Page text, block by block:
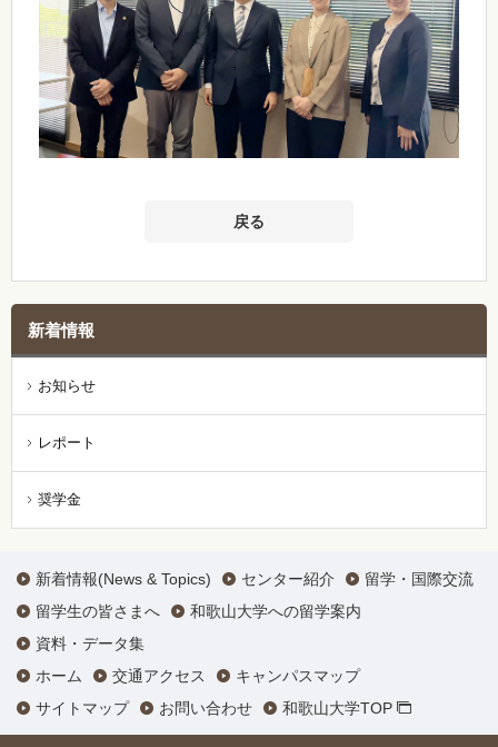
戻る
新着情報
お知らせ
レポート
奨学金
新着情報(News & Topics) センター紹介
留学・国際交流
留学生の皆さまへ
和歌山大学への留学案内
資料・データ集
ホーム
交通アクセス
キャンパスマップ
サイトマップ
お問い合わせ 和歌山大学TOP